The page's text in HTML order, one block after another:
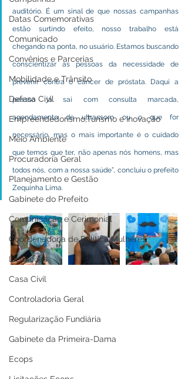
Datas Comemorativas
Comunicado
Convênios e Parcerias
Mobilidade e Trânsito
Defesa Civil
Empreendedorismo,Turismo e Inovação
Meio Ambiente
Procuradoria Geral
Planejamento e Gestão
Gabinete do Prefeito
Comunicação e Cerimonial
Coordenadoria de Politica Mulheres
Licitações
Casa Civil
Controladoria Geral
Regularização Fundiária
Gabinete da Primeira-Dama
Ecops
auditório. É um sinal de que nossas campanhas
estão surtindo efeito, nosso trabalho está
chegando na ponta, no usuário. Estamos buscando
conscientizar as pessoas da necessidade de
prevenir contra o câncer de próstata. Daqui a
pessoa já sai com consulta marcada,
agendamento de ultrassom ou o que for
necessário, mas o mais importante é o cuidado
que temos que ter, não apenas nós homens, mas
todos nós, com a nossa saúde”, concluiu o prefeito
Zequinha Lima.